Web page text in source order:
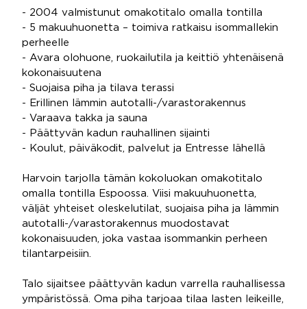
- 2004 valmistunut omakotitalo omalla tontilla
- 5 makuuhuonetta – toimiva ratkaisu isommallekin
perheelle
- Avara olohuone, ruokailutila ja keittiö yhtenäisenä
kokonaisuutena
- Suojaisa piha ja tilava terassi
- Erillinen lämmin autotalli-/varastorakennus
- Varaava takka ja sauna
- Päättyvän kadun rauhallinen sijainti
- Koulut, päiväkodit, palvelut ja Entresse lähellä
Harvoin tarjolla tämän kokoluokan omakotitalo
omalla tontilla Espoossa. Viisi makuuhuonetta,
väljät yhteiset oleskelutilat, suojaisa piha ja lämmin
autotalli-/varastorakennus muodostavat
kokonaisuuden, joka vastaa isommankin perheen
tilantarpeisiin.
Talo sijaitsee päättyvän kadun varrella rauhallisessa
ympäristössä. Oma piha tarjoaa tilaa lasten leikeille,